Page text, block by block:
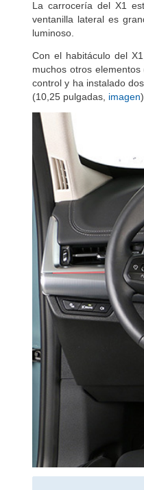
La carrocería del X1
ventanilla lateral es
luminoso.
Con el habitáculo del
muchos otros elementos
control y ha instalado
(10,25 pulgadas, imagen